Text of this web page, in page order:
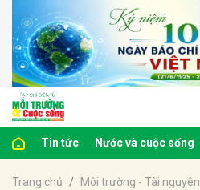
Tin tức Nước và cuộc sống
Trang chủ Môi trường - Tài nguyên
luận